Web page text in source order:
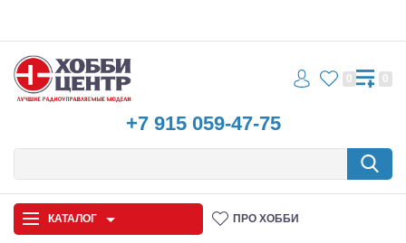
+7 915 059-47-75
0 0
КАТАЛОГ ПРО ХОББИ